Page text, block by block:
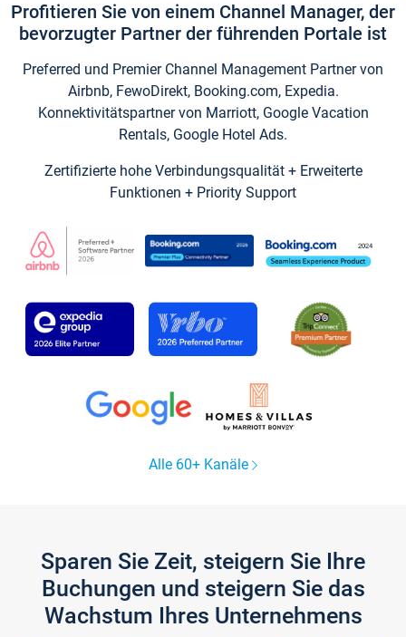
Profitieren Sie von einem Channel Manager, der
bevorzugter Partner der führenden Portale ist
Preferred und Premier Channel Management Partner von
Airbnb, FewoDirekt, Booking.com, Expedia.
Konnektivitätspartner von Marriott, Google Vacation
Rentals, Google Hotel Ads.
Zertifizierte hohe Verbindungsqualität + Erweiterte
Funktionen + Priority Support
Alle 60+ Kanäle
Sparen Sie Zeit, steigern Sie Ihre
Buchungen und steigern Sie das
Wachstum Ihres Unternehmens